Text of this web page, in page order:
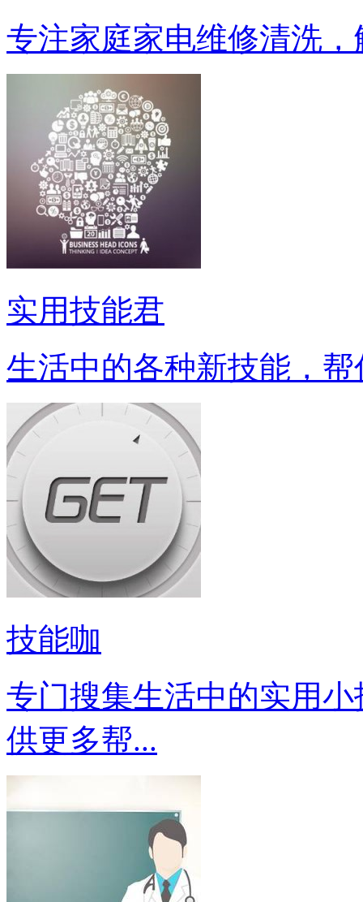
专注家庭家电维修清洗
实用技能君
生活中的各种新技能，
技能咖
专门搜集生活中的实用
供更多帮...